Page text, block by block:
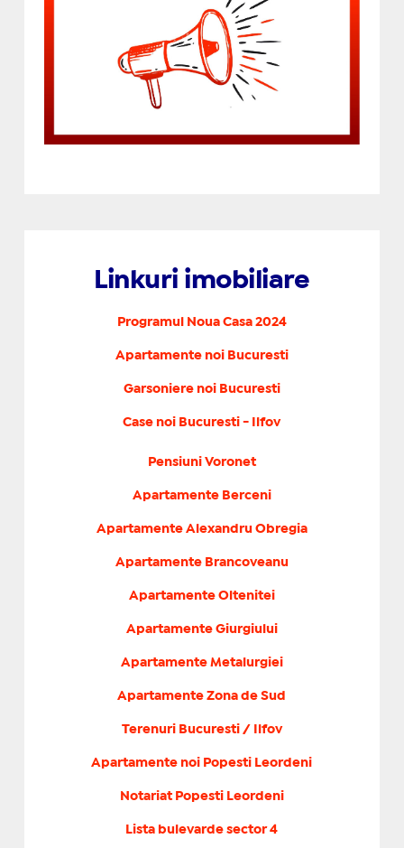
Linkuri imobiliare
Programul Noua Casa 2024
Apartamente noi Bucuresti
Garsoniere noi Bucuresti
Case noi Bucuresti - Ilfov
Pensiuni Voronet
Apartamente Berceni
Apartamente Alexandru Obregia
Apartamente Brancoveanu
Apartamente Oltenitei
Apartamente Giurgiului
Apartamente Metalurgiei
Apartamente Zona de Sud
Terenuri Bucuresti / Ilfov
Apartamente noi Popesti Leordeni
Notariat Popesti Leordeni
Lista bulevarde sector 4